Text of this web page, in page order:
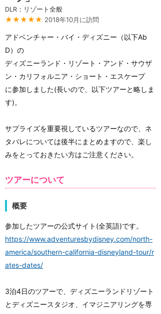
DLR：リゾート全般
★★★★★ 2018年10月に訪問
アドベンチャー・バイ・ディズニー（以下Ab
D）の
ディズニーランド・リゾート・アンド・サウザ
ン・カリフォルニア・ショート・エスケープ
に参加しました(長いので、以下ツアーと略しま
す)。
サプライズを重要視しているツアーなので、ネ
タバレについては後半にまとめますので、楽し
みをとっておきたい方はご注意ください。
ツアーについて
概要
参加したツアーの公式サイト(全英語)です。
https://www.adventuresbydisney.com/north-
america/southern-california-disneyland-tour/r
ates-dates/
3泊4日のツアーで、ディズニーランドリゾート
とディズニースタジオ、イマジニアリングを専